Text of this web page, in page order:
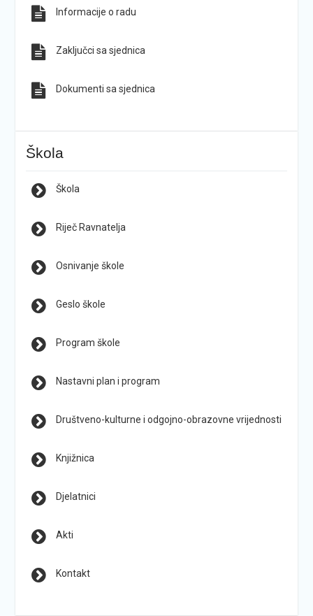
Informacije o radu
Zaključci sa sjednica
Dokumenti sa sjednica
Škola
Škola
Riječ Ravnatelja
Osnivanje škole
Geslo škole
Program škole
Nastavni plan i program
Društveno-kulturne i odgojno-obrazovne vrijednosti
Knjižnica
Djelatnici
Akti
Kontakt